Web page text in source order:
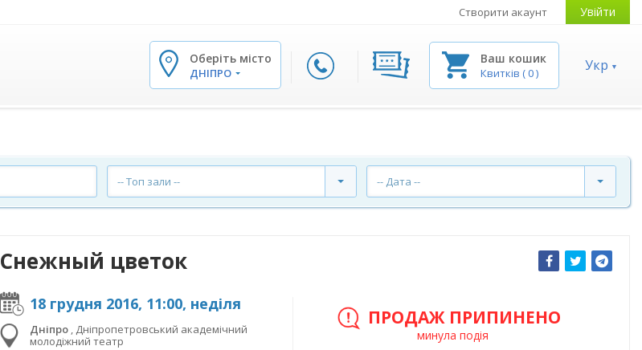
Створити акаунт Увійти
Оберіть місто
ДНІПРО
Ваш кошик
Квитків (0) Укр
-- Топ зали -- -- Дата --
Снежный цветок
18 грудня 2016, 11:00, неділя
Дніпро
Дніпропетровський академічний
молодіжний театр
ПРОДАЖ ПРИПИНЕНО
минула подія